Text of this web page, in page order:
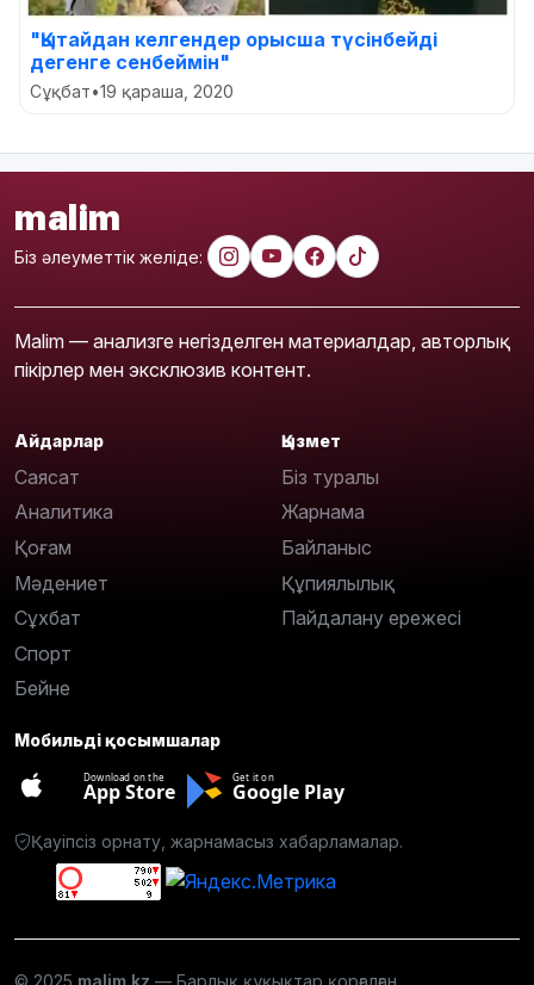
"Қытайдан келгендер орысша түсінбейді
дегенге сенбеймін"
Сұқбат•19 қараша, 2020
malim
Біз әлеуметтік желіде:
Malim — анализге негізделген материалдар, авторлық
пікірлер мен эксклюзив контент.
Айдарлар
Саясат
Аналитика
Қоғам
Мәдениет
Сұхбат
Спорт
Бейне
Қызмет
Біз туралы
Жарнама
Байланыс
Құпиялылық
Пайдалану ережесі
Мобильді қосымшалар
Download on the
App Store
Get it on
Google Play
Қауіпсіз орнату, жарнамасыз хабарламалар.
© 2025 malim.kz — Барлық құқықтар қорғалған.